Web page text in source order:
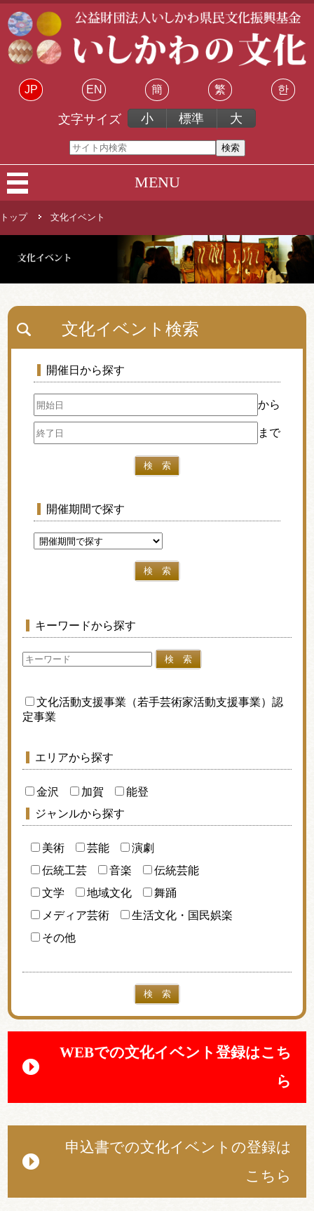
JP EN 簡 繁 한
文字サイズ 小 標準 大
MENU
トップ 文化イベント
文化イベント検索
開催日から探す
から
まで
検 索
開催期間で探す
検 索
キーワードから探す
検 索
文化活動支援事業（若手芸術家活動支援事業）認
定事業
エリアから探す
金沢 加賀
能登
ジャンルから探す
美術 芸能
演劇
伝統工芸
音楽
伝統芸能
文学
地域文化
舞踊
メディア芸術
生活文化・国民娯楽
その他
検 索
イベント一覧
WEBでの文化イベント登録はこち
ら
申込書での文化イベントの登録は
こちら